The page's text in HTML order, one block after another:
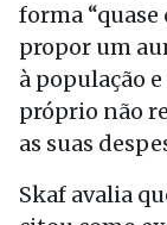
forma
propor um
à população
próprio não
as suas
Skaf avalia